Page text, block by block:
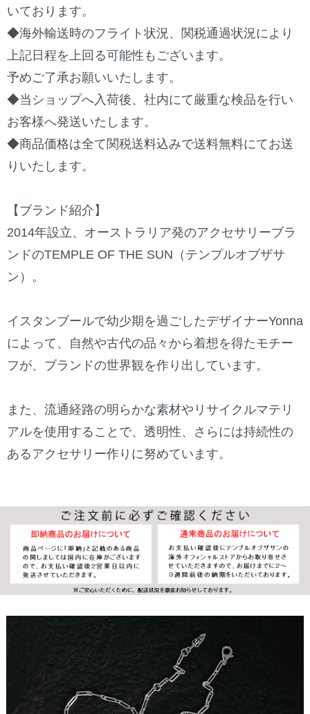
いております。
◆海外輸送時のフライト状況、関税通過状況により
上記日程を上回る可能性もございます。
予めご了承お願いいたします。
◆当ショップへ入荷後、社内にて厳重な検品を行い
お客様へ発送いたします。
◆商品価格は全て関税送料込みで送料無料にてお送
りいたします。
【ブランド紹介】
2014年設立、オーストラリア発のアクセサリーブラ
ンドのTEMPLE OF THE SUN（テンプルオブザサ
ン）。
イスタンブールで幼少期を過ごしたデザイナーYonna
によって、自然や古代の品々から着想を得たモチー
フが、ブランドの世界観を作り出しています。
また、流通経路の明らかな素材やリサイクルマテリ
アルを使用することで、透明性、さらには持続性の
あるアクセサリー作りに努めています。